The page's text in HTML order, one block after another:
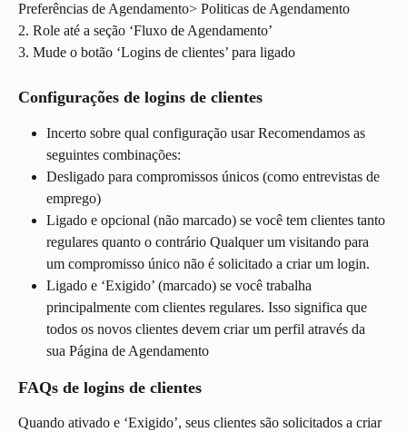
Preferências de Agendamento> Politicas de Agendamento
2. Role até a seção ‘Fluxo de Agendamento’
3. Mude o botão ‘Logins de clientes’ para ligado
Configurações de logins de clientes
Incerto sobre qual configuração usar Recomendamos as
seguintes combinações:
Desligado para compromissos únicos (como entrevistas de
emprego)
Ligado e opcional (não marcado) se você tem clientes tanto
regulares quanto o contrário Qualquer um visitando para
um compromisso único não é solicitado a criar um login.
Ligado e ‘Exigido’ (marcado) se você trabalha
principalmente com clientes regulares. Isso significa que
todos os novos clientes devem criar um perfil através da
sua Página de Agendamento
FAQs de logins de clientes
Quando ativado e ‘Exigido’, seus clientes são solicitados a criar